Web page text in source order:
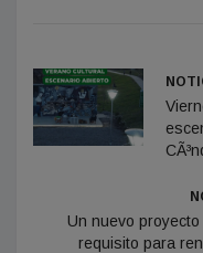
Un nuevo
requisito para